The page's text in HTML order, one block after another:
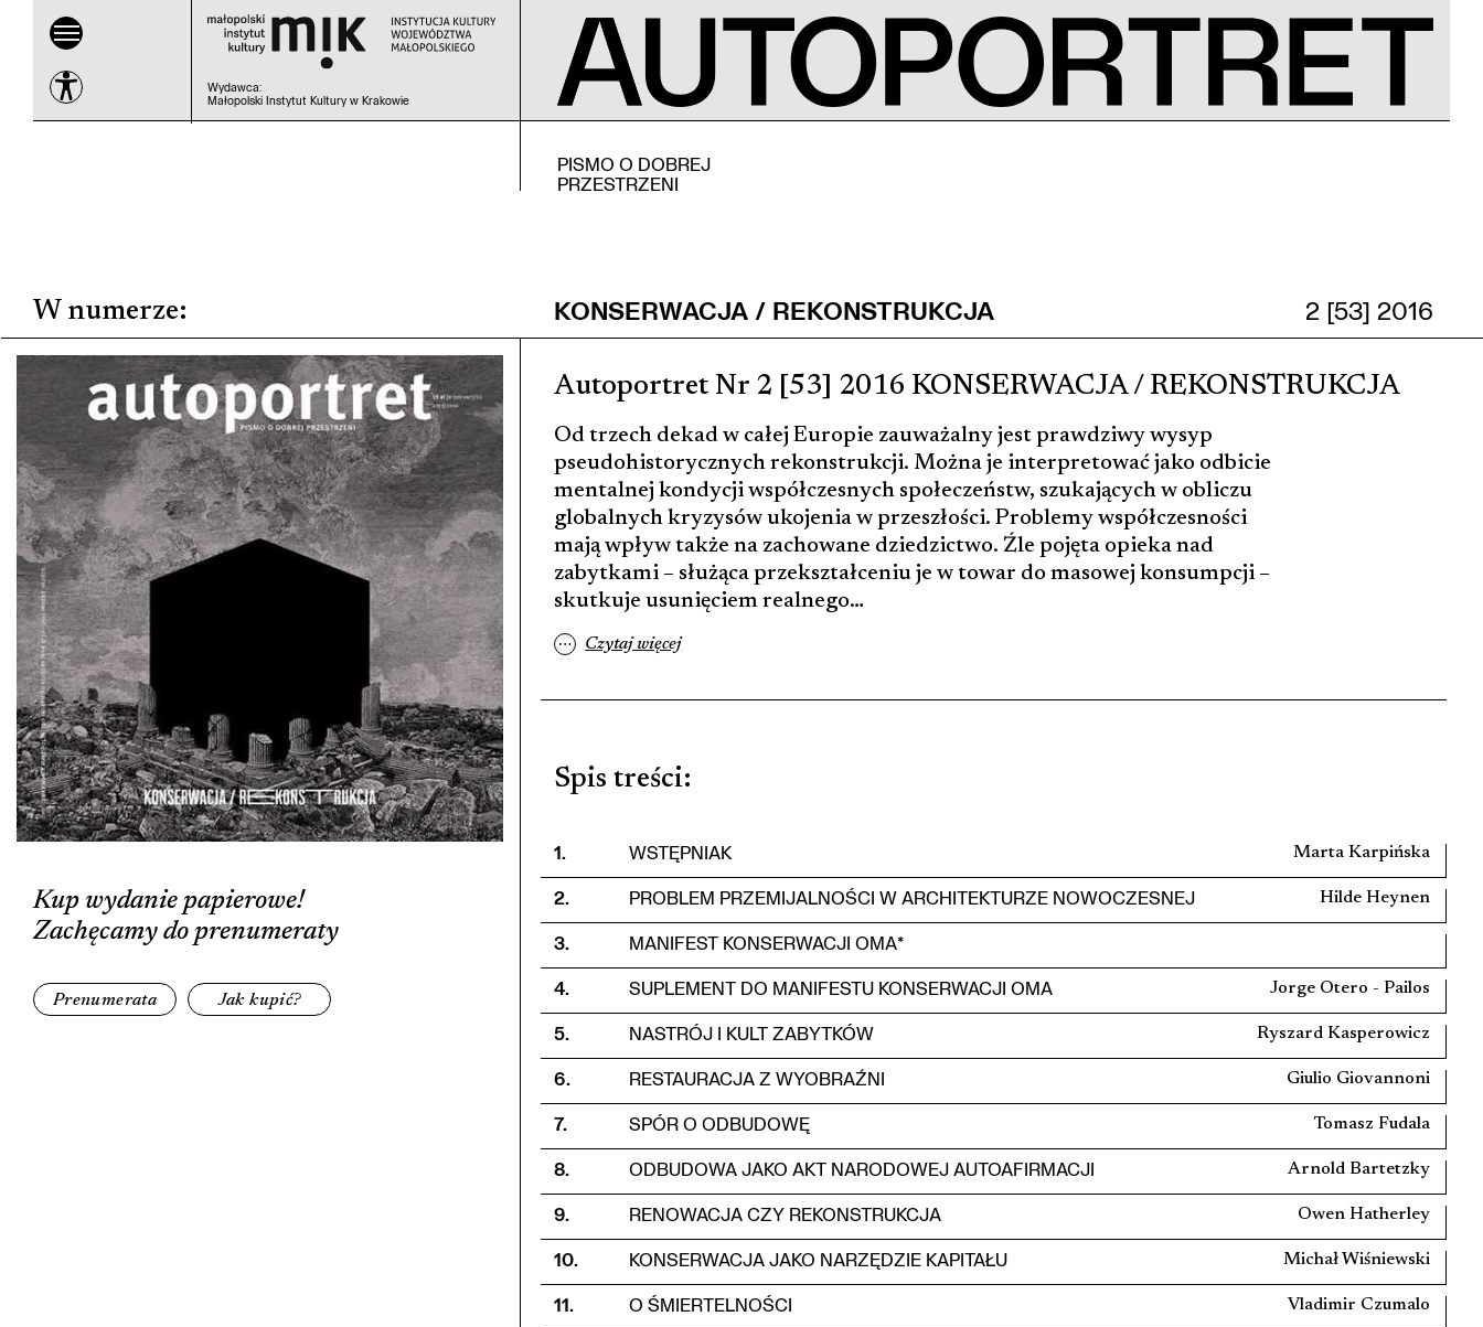
PISMO O DOBREJ
PRZESTRZENI
Wydawca:
Małopolski Instytut Kultury w Krakowie
W numerze:
Kup wydanie papierowe!
Zachęcamy do prenumeraty
Prenumerata Jak kupić?
KONSERWACJA / REKONSTRUKCJA 2 [53] 2016
Autoportret Nr 2 [53] 2016 KONSERWACJA / REKONSTRUKCJA
Od trzech dekad w całej Europie zauważalny jest prawdziwy wysyp
pseudohistorycznych rekonstrukcji. Można je interpretować jako odbicie
mentalnej kondycji współczesnych społeczeństw, szukających w obliczu
globalnych kryzysów ukojenia w przeszłości. Problemy współczesności
mają wpływ także na zachowane dziedzictwo. Źle pojęta opieka nad
zabytkami – służąca przekształceniu je w towar do masowej konsumpcji –
skutkuje usunięciem realnego…
… Czytaj więcej
Spis treści:
1. WSTĘPNIAK Marta Karpińska
2. PROBLEM PRZEMIJALNOŚCI W ARCHITEKTURZE NOWOCZESNEJ Hilde Heynen
3. MANIFEST KONSERWACJI OMA*
4. SUPLEMENT DO MANIFESTU KONSERWACJI OMA Jorge Otero - Pailos
5. NASTRÓJ I KULT ZABYTKÓW Ryszard Kasperowicz
6. RESTAURACJA Z WYOBRAŹNI Giulio Giovannoni
7. SPÓR O ODBUDOWĘ Tomasz Fudala
8. ODBUDOWA JAKO AKT NARODOWEJ AUTOAFIRMACJI Arnold Bartetzky
9. RENOWACJA CZY REKONSTRUKCJA Owen Hatherley
10. KONSERWACJA JAKO NARZĘDZIE KAPITAŁU Michał Wiśniewski
11. O ŚMIERTELNOŚCI Vladimir Czumalo